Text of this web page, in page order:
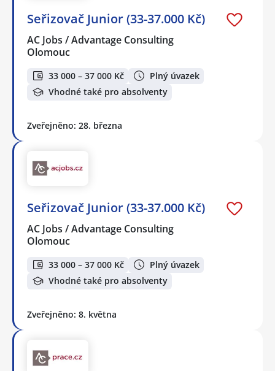
Seřizovač Junior (33-37.000 Kč)
AC Jobs / Advantage Consulting
Olomouc
33 000 – 37 000 Kč
Plný úvazek
Vhodné také pro absolventy
Zveřejněno: 28. března
Seřizovač Junior (33-37.000 Kč)
AC Jobs / Advantage Consulting
Olomouc
33 000 – 37 000 Kč
Plný úvazek
Vhodné také pro absolventy
Zveřejněno: 8. května